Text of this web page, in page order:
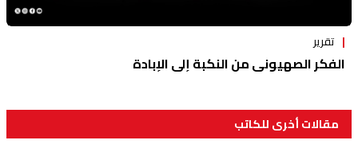
تقرير
الفكر الصهيوني من النكبة إلى الإبادة
مقالات أخرى للكاتب